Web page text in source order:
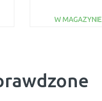
4933441780
W MAGAZYNIE